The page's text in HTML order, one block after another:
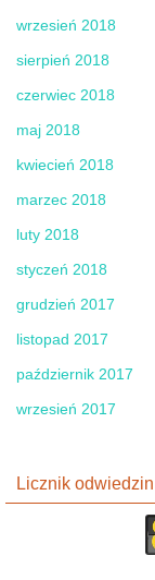
wrzesień 2018
sierpień 2018
czerwiec 2018
maj 2018
kwiecień 2018
marzec 2018
luty 2018
styczeń 2018
grudzień 2017
listopad 2017
październik 2017
wrzesień 2017
Licznik odwiedzin